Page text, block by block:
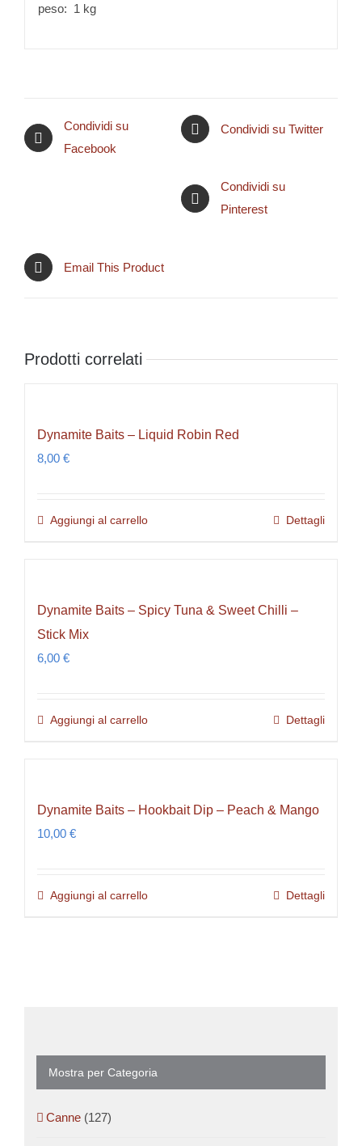
peso: 1 kg
Condividi su
Facebook
Condividi su Twitter
Condividi su
Pinterest
Email This Product
Prodotti correlati
Dynamite Baits – Liquid Robin Red
8,00 €
Aggiungi al carrello Dettagli
Dynamite Baits – Spicy Tuna & Sweet Chilli –
Stick Mix
6,00 €
Aggiungi al carrello Dettagli
Dynamite Baits – Hookbait Dip – Peach & Mango
10,00 €
Aggiungi al carrello Dettagli
Mostra per Categoria
Canne (127)